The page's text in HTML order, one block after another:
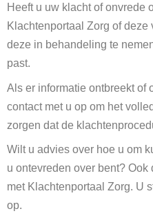
Heeft u uw klacht of onvrede
Klachtenportaal Zorg of
deze in behandeling te
past.
Als er informatie ontbreekt of
contact met u op om het
zorgen dat de
Wilt u advies over hoe u om
u ontevreden over bent?
met Klachtenportaal Zorg. U
op.